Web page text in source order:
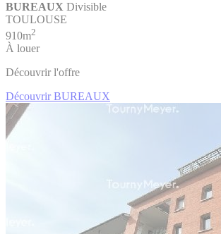
BUREAUX Divisible
TOULOUSE
910m2
À louer
Découvrir l'offre
Découvrir BUREAUX